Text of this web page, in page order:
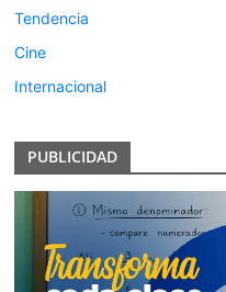
Tendencia
Cine
Internacional
PUBLICIDAD